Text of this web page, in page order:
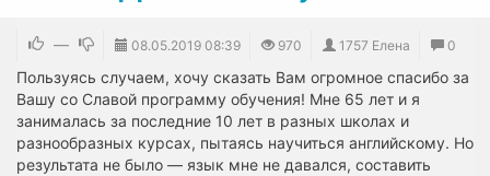
— 08.05.2019 08:39 970 1757 Елена 0
Пользуясь случаем, хочу сказать Вам огромное спасибо за
Вашу со Славой программу обучения! Мне 65 лет и я
занималась за последние 10 лет в разных школах и
разнообразных курсах, пытаясь научиться английскому. Но
результата не было — язык мне не давался, составить